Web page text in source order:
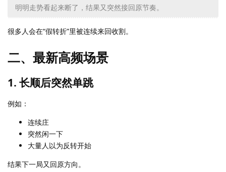
明明走势看起来断了，结果又突然接回原节奏。
很多人会在“假转折”里被连续来回收割。
二、最新高频场景
1. 长顺后突然单跳
例如：
连续庄
突然闲一下
大量人以为反转开始
结果下一局又回原方向。